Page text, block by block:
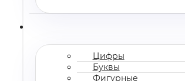
Цифры
Буквы
Фигурные